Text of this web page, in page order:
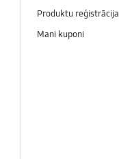
Produktu reģistrācija
Mani kuponi